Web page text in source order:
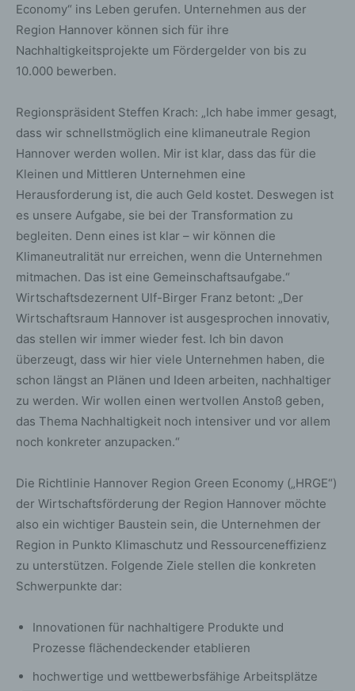
Economy“ ins Leben gerufen. Unternehmen aus der
Region Hannover können sich für ihre
Nachhaltigkeitsprojekte um Fördergelder von bis zu
10.000 bewerben.
Regionspräsident Steffen Krach: „Ich habe immer gesagt,
dass wir schnellstmöglich eine klimaneutrale Region
Hannover werden wollen. Mir ist klar, dass das für die
Kleinen und Mittleren Unternehmen eine
Herausforderung ist, die auch Geld kostet. Deswegen ist
es unsere Aufgabe, sie bei der Transformation zu
begleiten. Denn eines ist klar – wir können die
Klimaneutralität nur erreichen, wenn die Unternehmen
mitmachen. Das ist eine Gemeinschaftsaufgabe.“
Wirtschaftsdezernent Ulf-Birger Franz betont: „Der
Wirtschaftsraum Hannover ist ausgesprochen innovativ,
das stellen wir immer wieder fest. Ich bin davon
überzeugt, dass wir hier viele Unternehmen haben, die
schon längst an Plänen und Ideen arbeiten, nachhaltiger
zu werden. Wir wollen einen wertvollen Anstoß geben,
das Thema Nachhaltigkeit noch intensiver und vor allem
noch konkreter anzupacken.“
Die Richtlinie Hannover Region Green Economy („HRGE“)
der Wirtschaftsförderung der Region Hannover möchte
also ein wichtiger Baustein sein, die Unternehmen der
Region in Punkto Klimaschutz und Ressourceneffizienz
zu unterstützen. Folgende Ziele stellen die konkreten
Schwerpunkte dar:
Innovationen für nachhaltigere Produkte und
Prozesse flächendeckender etablieren
hochwertige und wettbewerbsfähige Arbeitsplätze